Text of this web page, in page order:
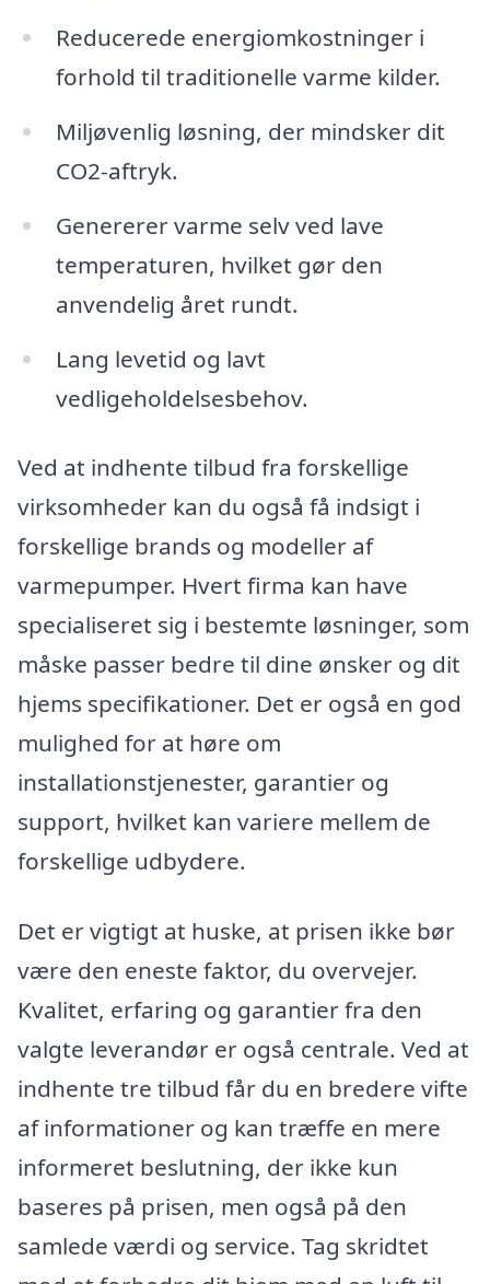
Reducerede energiomkostninger i
forhold til traditionelle varme kilder.
Miljøvenlig løsning, der mindsker dit
CO2-aftryk.
Genererer varme selv ved lave
temperaturen, hvilket gør den
anvendelig året rundt.
Lang levetid og lavt
vedligeholdelsesbehov.
Ved at indhente tilbud fra forskellige
virksomheder kan du også få indsigt i
forskellige brands og modeller af
varmepumper. Hvert firma kan have
specialiseret sig i bestemte løsninger, som
måske passer bedre til dine ønsker og dit
hjems specifikationer. Det er også en god
mulighed for at høre om
installationstjenester, garantier og
support, hvilket kan variere mellem de
forskellige udbydere.
Det er vigtigt at huske, at prisen ikke bør
være den eneste faktor, du overvejer.
Kvalitet, erfaring og garantier fra den
valgte leverandør er også centrale. Ved at
indhente tre tilbud får du en bredere vifte
af informationer og kan træffe en mere
informeret beslutning, der ikke kun
baseres på prisen, men også på den
samlede værdi og service. Tag skridtet